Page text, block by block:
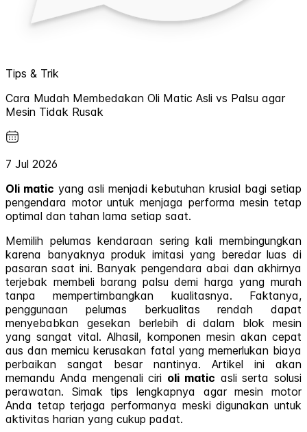
Tips & Trik
Cara Mudah Membedakan Oli Matic Asli vs Palsu agar
Mesin Tidak Rusak
7 Jul 2026
Oli matic yang asli menjadi kebutuhan krusial bagi setiap
pengendara motor untuk menjaga performa mesin tetap
optimal dan tahan lama setiap saat.
Memilih pelumas kendaraan sering kali membingungkan
karena banyaknya produk imitasi yang beredar luas di
pasaran saat ini. Banyak pengendara abai dan akhirnya
terjebak membeli barang palsu demi harga yang murah
tanpa mempertimbangkan kualitasnya. Faktanya,
penggunaan pelumas berkualitas rendah dapat
menyebabkan gesekan berlebih di dalam blok mesin
yang sangat vital. Alhasil, komponen mesin akan cepat
aus dan memicu kerusakan fatal yang memerlukan biaya
perbaikan sangat besar nantinya. Artikel ini akan
memandu Anda mengenali ciri oli matic asli serta solusi
perawatan. Simak tips lengkapnya agar mesin motor
Anda tetap terjaga performanya meski digunakan untuk
aktivitas harian yang cukup padat.